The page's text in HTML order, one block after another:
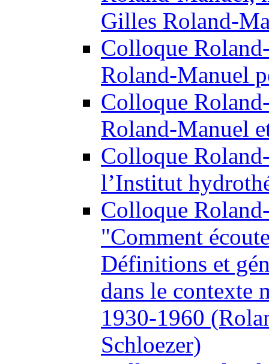
Gilles Roland-
Colloque
Roland-Manuel
Colloque
Roland-Manuel
Colloque
l’Institut
Colloque
"Comment
Définitions et
dans le contexte
1930-1960
Schloezer)